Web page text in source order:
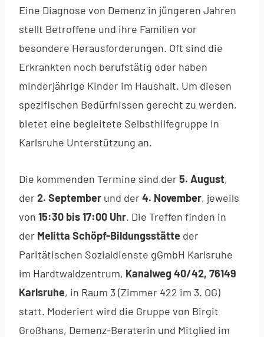
Eine Diagnose von Demenz in jüngeren Jahren
stellt Betroffene und ihre Familien vor
besondere Herausforderungen. Oft sind die
Erkrankten noch berufstätig oder haben
minderjährige Kinder im Haushalt. Um diesen
spezifischen Bedürfnissen gerecht zu werden,
bietet eine begleitete Selbsthilfegruppe in
Karlsruhe Unterstützung an.
Die kommenden Termine sind der5. August,
der2. September und der4. November, jeweils
von 15:30 bis 17:00 Uhr. Die Treffen finden in
der Melitta Schöpf-Bildungsstätte der
Paritätischen Sozialdienste gGmbH Karlsruhe
im Hardtwaldzentrum, Kanalweg 40/42, 76149
Karlsruhe, in Raum 3 (Zimmer 422 im 3. OG)
statt. Moderiert wird die Gruppe von Birgit
Großhans, Demenz-Beraterin und Mitglied im